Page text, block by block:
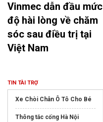
Vinmec dẫn đầu mức
độ hài lòng về chăm
sóc sau điều trị tại
Việt Nam
TIN TÀI TRỢ
Xe Chòi Chân Ô Tô Cho Bé
Thông tắc cống Hà Nội